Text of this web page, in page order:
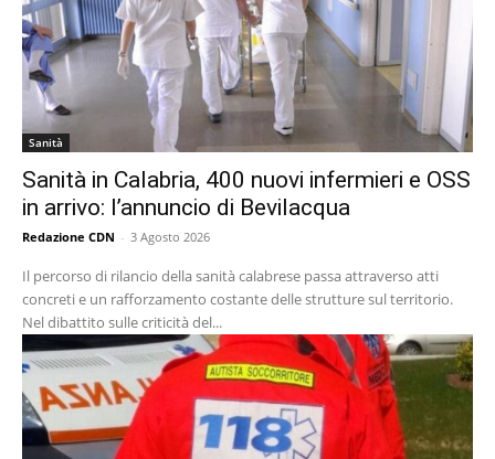
Sanità
Sanità in Calabria, 400 nuovi infermieri e OSS
in arrivo: l’annuncio di Bevilacqua
Redazione CDN - 3 Agosto 2026
Il percorso di rilancio della sanità calabrese passa attraverso atti
concreti e un rafforzamento costante delle strutture sul territorio.
Nel dibattito sulle criticità del...